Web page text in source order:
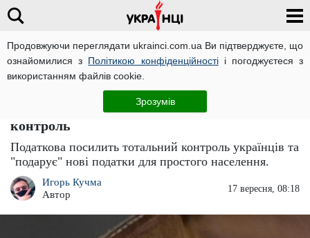
Продовжуючи переглядати ukrainci.com.ua Ви підтверджуєте, що
ознайомилися з Політикою конфіденційностіі погоджуєтеся з
використанням файлів cookie.
Зрозумів
Великі новини
Нові податки вивернуть кишені навиворіт:
наближається посилений глобальний
контроль
Податкова посилить тотальний контроль українців та
"подарує" нові податки для простого населення.
Игорь Кучма
Автор
17 вересня, 08:18